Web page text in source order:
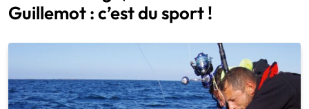
Guillemot : c’est du sport !